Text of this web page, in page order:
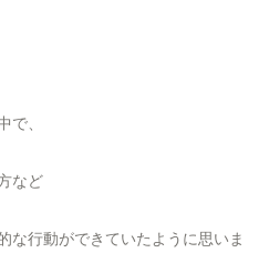
で、
など
な行動ができていたように思いま